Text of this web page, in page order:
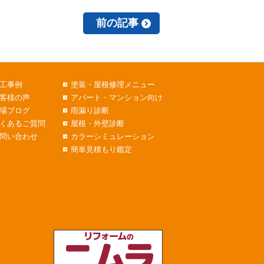
前の記事
事例
様の声
ブログ
あるご質問
い合わせ
塗装・屋根修理メニュー
アパート・マンション向け
雨漏り診断
屋根・外壁診断
カラーシミュレーション
簡単見積もり鑑定